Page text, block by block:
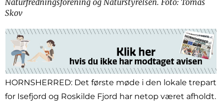
Skov
HORNSHERRED: Det første møde i den lokale trepart
for Isefjord og Roskilde Fjord har netop været afholdt.